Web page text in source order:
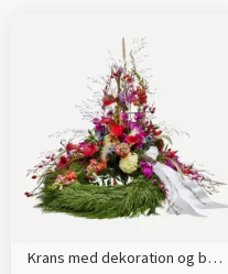
Krans med dekoration og bånd - Et farverigt farvel